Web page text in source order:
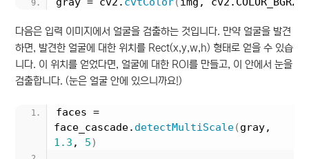
다음은 입력 이미지에서 얼굴을 검출하는 것입니다. 만약 얼굴을 발견
하면, 발견한 얼굴에 대한 위치를 Rect(x,y,w,h) 형태로 얻을 수 있습
니다. 이 위치를 얻었다면, 얼굴에 대한 ROI를 만들고, 이 안에서 눈을
검출합니다. (눈은 얼굴 안에 있으니까요!)
faces =
face_cascade. detectMultiScale(
1.3 , 5)